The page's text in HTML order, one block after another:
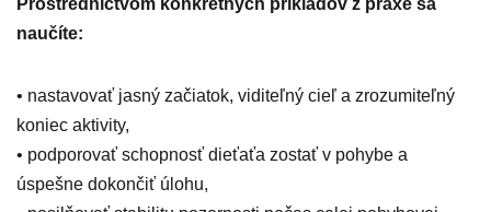
Prostredníctvom konkrétnych príkladov z praxe sa
naučíte:
• nastavovať jasný začiatok, viditeľný cieľ a zrozumiteľný
koniec aktivity,
• podporovať schopnosť dieťaťa zostať v pohybe a
úspešne dokončiť úlohu,